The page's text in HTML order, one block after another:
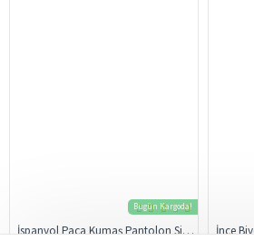
Bugün Kargoda!
İspanyol Paça Kumaş Pantolon Siyah 206 İnce